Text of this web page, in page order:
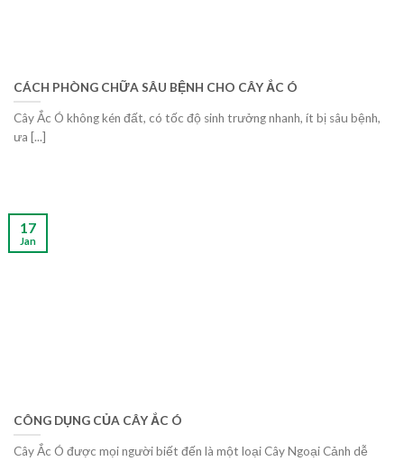
CÁCH PHÒNG CHỮA SÂU BỆNH CHO CÂY ẮC Ó
Cây Ắc Ó không kén đất, có tốc độ sinh trưởng nhanh, ít bị sâu bệnh,
ưa [...]
CÔNG DỤNG CỦA CÂY ẮC Ó
Cây Ắc Ó được mọi người biết đến là một loại Cây Ngoại Cảnh dễ
17
Jan